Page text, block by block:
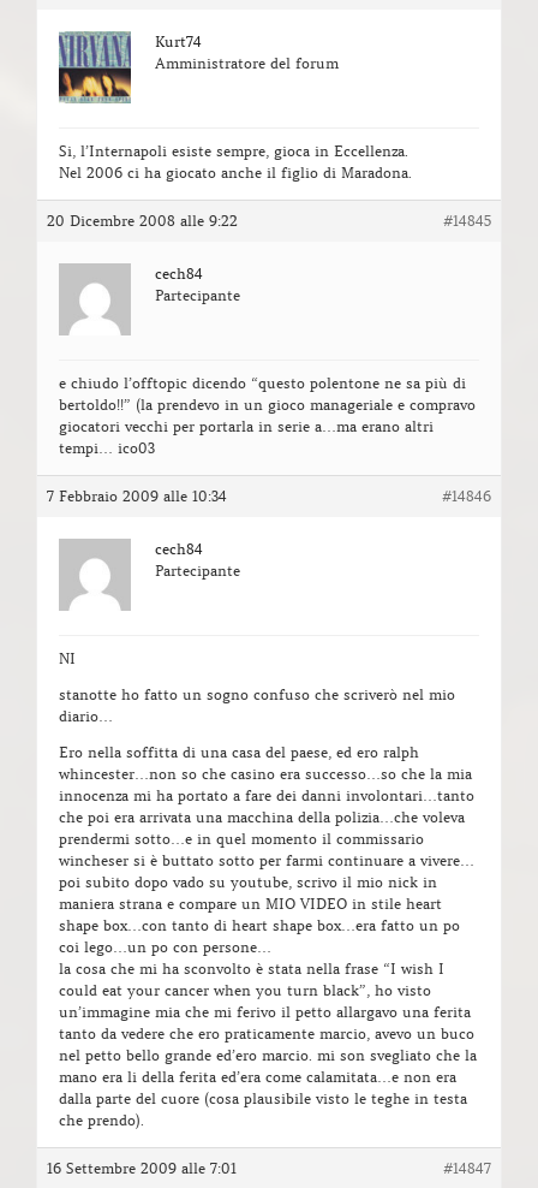
Kurt74
Amministratore del forum
Si, l’Internapoli esiste sempre, gioca in Eccellenza.
Nel 2006 ci ha giocato anche il figlio di Maradona.
20 Dicembre 2008 alle 9:22 #14845
cech84
Partecipante
e chiudo l’offtopic dicendo “questo polentone ne sa più di
bertoldo!!” (la prendevo in un gioco manageriale e compravo
giocatori vecchi per portarla in serie a…ma erano altri
tempi… ico03
7 Febbraio 2009 alle 10:34 #14846
cech84
Partecipante
NI
stanotte ho fatto un sogno confuso che scriverò nel mio
diario…
Ero nella soffitta di una casa del paese, ed ero ralph
whincester…non so che casino era successo…so che la mia
innocenza mi ha portato a fare dei danni involontari…tanto
che poi era arrivata una macchina della polizia…che voleva
prendermi sotto…e in quel momento il commissario
wincheser si è buttato sotto per farmi continuare a vivere…
poi subito dopo vado su youtube, scrivo il mio nick in
maniera strana e compare un MIO VIDEO in stile heart
shape box…con tanto di heart shape box…era fatto un po
coi lego…un po con persone…
la cosa che mi ha sconvolto è stata nella frase “I wish I
could eat your cancer when you turn black”, ho visto
un’immagine mia che mi ferivo il petto allargavo una ferita
tanto da vedere che ero praticamente marcio, avevo un buco
nel petto bello grande ed’ero marcio. mi son svegliato che la
mano era li della ferita ed’era come calamitata…e non era
dalla parte del cuore (cosa plausibile visto le teghe in testa
che prendo).
16 Settembre 2009 alle 7:01 #14847